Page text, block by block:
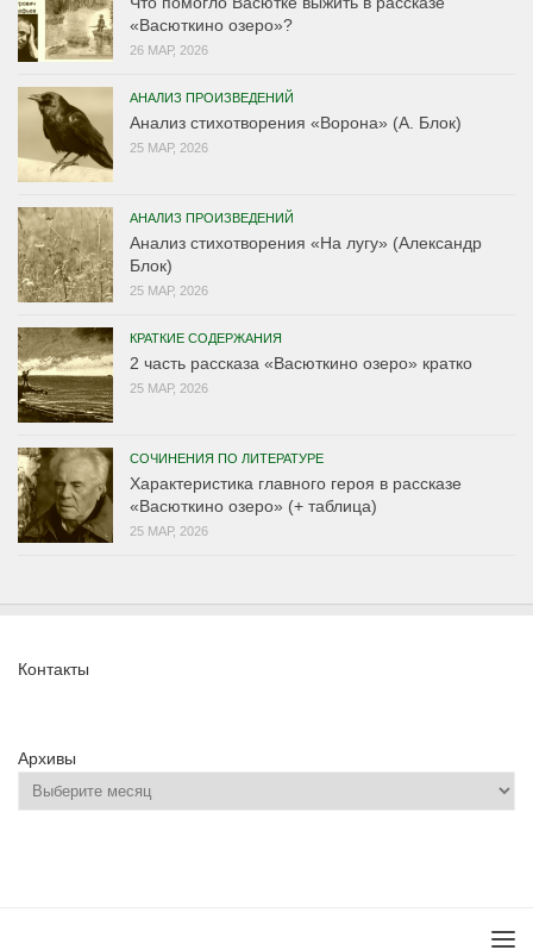
«Васюткино озеро»?
26 МАР, 2026
АНАЛИЗ ПРОИЗВЕДЕНИЙ
Анализ стихотворения «Ворона» (А. Блок)
25 МАР, 2026
АНАЛИЗ ПРОИЗВЕДЕНИЙ
Анализ стихотворения «На лугу» (Александр
Блок)
25 МАР, 2026
КРАТКИЕ СОДЕРЖАНИЯ
2 часть рассказа «Васюткино озеро» кратко
25 МАР, 2026
СОЧИНЕНИЯ ПО ЛИТЕРАТУРЕ
Характеристика главного героя в рассказе
«Васюткино озеро» (+ таблица)
25 МАР, 2026
Контакты
Архивы